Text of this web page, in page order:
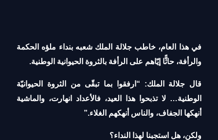
في هذا العام، خاطب جلالة الملك شعبه بنداء ملؤه الحكمة
والرأفة، حاثًّا إيّاهم على الرأفة بالثروة الحيوانية الوطنية.
قال جلالة الملك: “ارفقوا بما تبقّى من الثروة الحيوانيّة
الوطنية… لا تذبحوا هذا العيد، فالأعداد انهارت، والماشية
أنهكها الجفاف، والناس أنهكهم الغلاء.”
ولكن، هل استجبنا لهذا النداء؟